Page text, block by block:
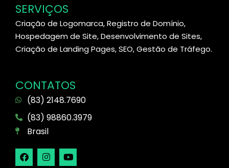
SERVIÇOS
Criação de Logomarca, Registro de Domínio,
Hospedagem de Site, Desenvolvimento de Sites,
Criação de Landing Pages, SEO, Gestão de Tráfego.
CONTATOS
(83) 2148.7690
(83) 98860.3979
Brasil